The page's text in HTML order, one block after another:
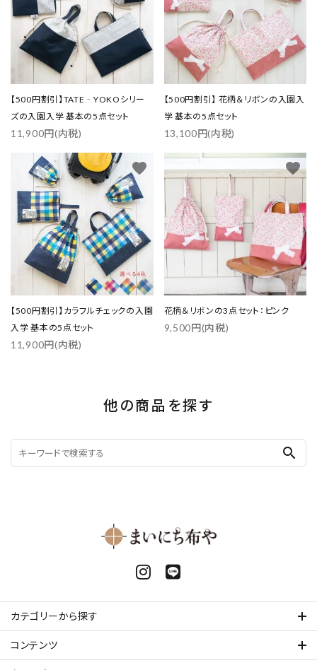
【500円割引】TATE‐YOKOシリー
ズの入園入学 基本の5点セット
11,900円(内税)
【500円割引】 花柄＆リボンの入園入
学 基本の5点セット
13,100円(内税)
【500円割引】カラフルチェックの入園
入学 基本の5点セット
11,900円(内税)
favorite
花柄＆リボンの3点セット：ピンク
9,500円(内税)
favorite
他の商品を探す
search
カテゴリーから探す
コンテンツ